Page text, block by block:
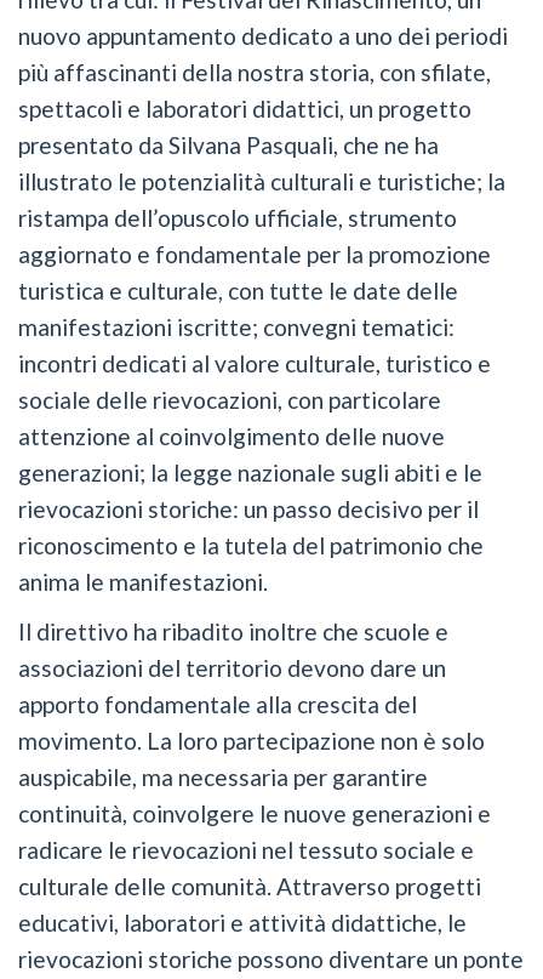
nuovo appuntamento dedicato a uno dei periodi
più affascinanti della nostra storia, con sfilate,
spettacoli e laboratori didattici, un progetto
presentato da Silvana Pasquali, che ne ha
illustrato le potenzialità culturali e turistiche; la
ristampa dell’opuscolo ufficiale, strumento
aggiornato e fondamentale per la promozione
turistica e culturale, con tutte le date delle
manifestazioni iscritte; convegni tematici:
incontri dedicati al valore culturale, turistico e
sociale delle rievocazioni, con particolare
attenzione al coinvolgimento delle nuove
generazioni; la legge nazionale sugli abiti e le
rievocazioni storiche: un passo decisivo per il
riconoscimento e la tutela del patrimonio che
anima le manifestazioni.
Il direttivo ha ribadito inoltre che scuole e
associazioni del territorio devono dare un
apporto fondamentale alla crescita del
movimento. La loro partecipazione non è solo
auspicabile, ma necessaria per garantire
continuità, coinvolgere le nuove generazioni e
radicare le rievocazioni nel tessuto sociale e
culturale delle comunità. Attraverso progetti
educativi, laboratori e attività didattiche, le
rievocazioni storiche possono diventare un ponte